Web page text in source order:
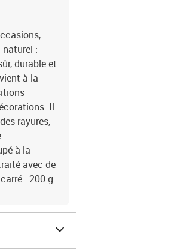
:
durable et
à la
Il
rayures,
à la
avec de
: 200 g